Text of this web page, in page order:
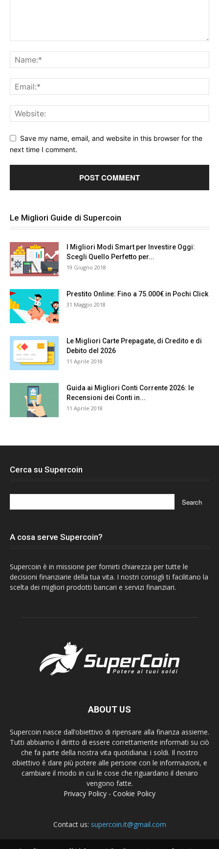
Save my name, email, and website in this browser for the
next time I comment.
Le Migliori Guide di Supercoin
I Migliori Modi Smart per Investire Oggi:
Scegli Quello Perfetto per...
19 Giugno 2018
Prestito Online: Fino a 75.000€ in Pochi Click
31 Maggio 2018
Le Migliori Carte Prepagate, di Credito e di
Debito del 2026
11 Aprile 2018
Guida ai Migliori Conti Corrente 2026: le
Recensioni dei Conti in...
11 Aprile 2018
Cerca su Supercoin
A cosa serve Supercoin?
Supercoin è in missione per fornirti chiarezza per tutte le
decisioni finanziarie della tua vita. I nostri consigli ti facilitano la
scelta dei migliori prodotti bancari e servizi finanziari.
ABOUT US
Supercoin nasce dall’obiettivo di ripensare alla finanza assieme.
Tutti abbiamo il diritto di essere correttamente informati su ciò
che fa parte della nostra vita quotidiana: i soldi. Il nostro
obiettivo è dare più potere alle persone con le informazioni, e
cambiare il modo in cui le cose che riguardano il denaro
vengono fatte.
Privacy Policy - Cookie Policy
Contact us: supercoin.it@gmail.com